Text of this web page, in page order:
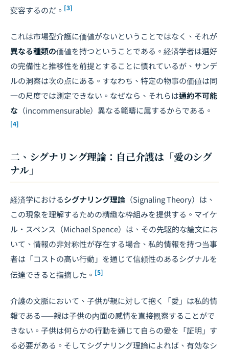
変容するのだ。 [3]
これは市場型介護に価値がないということではなく、それが
異なる種類の価値を持つということである。経済学者は選好
の完備性と推移性を前提とすることに慣れているが、サンデ
ルの洞察は次の点にある。すなわち、特定の物事の価値は同
一の尺度では測定できない。なぜなら、それらは通約不可能
な （incommensurable）異なる範疇に属するからである。
[4]
二、シグナリング理論：自己介護は「愛のシグ
ナル」
経済学におけるシグナリング理論 （Signaling Theory）は、
この現象を理解するための精緻な枠組みを提供する。マイケ
ル・スペンス（Michael Spence）は、その先駆的な論文にお
いて、情報の非対称性が存在する場合、私的情報を持つ当事
者は「コストの高い行動」を通じて信頼性のあるシグナルを
伝達できると指摘した。 [5]
介護の文脈において、子供が親に対して抱く「愛」は私的情
報である——親は子供の内面の感情を直接観察することがで
きない。子供は何らかの行動を通じて自らの愛を「証明」す
る必要がある。そしてシグナリング理論によれば、有効なシ